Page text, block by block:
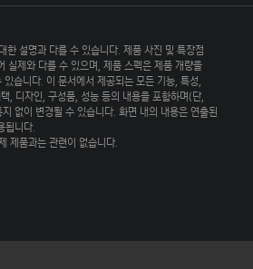
한 설명과 다를 수 있습니다. 제품 사진 및 특장점
실제와 다를 수 있으며, 제품 스펙은 제품 개량을
습니다. 이 문서에서 제공되는 모든 기능, 특성,
, 디자인, 구성품, 성능 등의 내용을 포함하며(단,
없이 변경될 수 있습니다. 화면 내의 내용은 연출된
됩니다.
제품과는 관련이 없습니다.